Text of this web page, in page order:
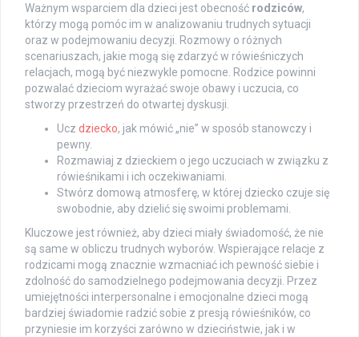
Ważnym wsparciem dla dzieci jest obecność rodziców,
którzy mogą pomóc im w analizowaniu trudnych sytuacji
oraz w podejmowaniu decyzji. Rozmowy o różnych
scenariuszach, jakie mogą się zdarzyć w rówieśniczych
relacjach, mogą być niezwykle pomocne. Rodzice powinni
pozwalać dzieciom wyrażać swoje obawy i uczucia, co
stworzy przestrzeń do otwartej dyskusji.
Ucz dziecko, jak mówić „nie” w sposób stanowczy i
pewny.
Rozmawiaj z dzieckiem o jego uczuciach w związku z
rówieśnikami i ich oczekiwaniami.
Stwórz domową atmosferę, w której dziecko czuje się
swobodnie, aby dzielić się swoimi problemami.
Kluczowe jest również, aby dzieci miały świadomość, że nie
są same w obliczu trudnych wyborów. Wspierające relacje z
rodzicami mogą znacznie wzmacniać ich pewność siebie i
zdolność do samodzielnego podejmowania decyzji. Przez
umiejętności interpersonalne i emocjonalne dzieci mogą
bardziej świadomie radzić sobie z presją rówieśników, co
przyniesie im korzyści zarówno w dzieciństwie, jak i w